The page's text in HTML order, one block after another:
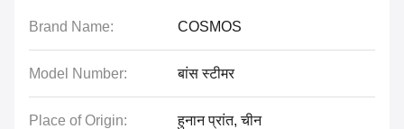
Brand Name: COSMOS
Model Number: बांस स्टीमर
Place of Origin: हुनान प्रांत, चीन